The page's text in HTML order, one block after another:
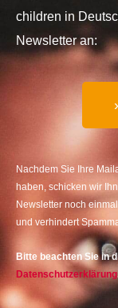
children in
Newsletter an:
Nachdem Sie Ihre
haben, schicken wir
Newsletter noch
und verhindert
Bitte beachten Sie in
Datenschutzerklärung